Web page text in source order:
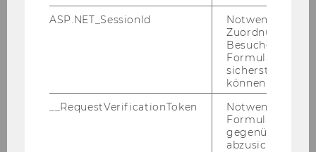
ASP.NET_SessionId
Notwendig, um
Zuordnung von
Besucher zu
sicherstellen zu
können.
__RequestVerificationToken
Notwendig, um
gegenüber
abzusichern.